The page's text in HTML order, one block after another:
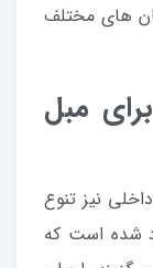
های مختلف
مبل
نیز تنوع
شده است که